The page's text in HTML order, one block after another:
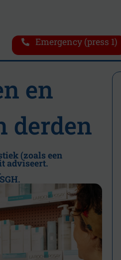
Emergency (press 1)
en
derden
(zoals een
adviseert.